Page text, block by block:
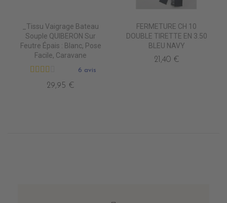
_Tissu Vaigrage Bateau
Souple QUIBERON Sur
Feutre Épais : Blanc, Pose
Facile, Caravane
6 avis
29,95 €
FERMETURE CH 10
DOUBLE TIRETTE EN 3.50
BLEU NAVY
21,40 €